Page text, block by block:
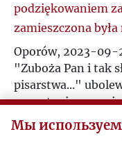
podziękowaniem
zamieszczona
Oporów, 2023-09-
"Zuboża Pan i tak
pisarstwa..."
pozostania na
archiwum
naprawdę był
Мы